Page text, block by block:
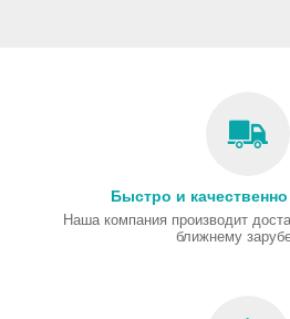
Быстро и
Наша компания производит
ближнему